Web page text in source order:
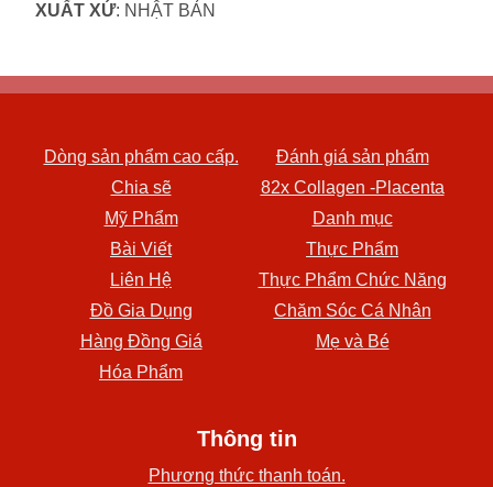
XUẤT XỨ: NHẬT BẢN
Dòng sản phẩm cao cấp.
Đánh giá sản phẩm
Chia sẽ
82x Collagen -Placenta
Mỹ Phẩm
Danh mục
Bài Viết
Thực Phẩm
Liên Hệ
Thực Phẩm Chức Năng
Đồ Gia Dụng
Chăm Sóc Cá Nhân
Hàng Đồng Giá
Mẹ và Bé
Hóa Phẩm
Thông tin
Phương thức thanh toán.